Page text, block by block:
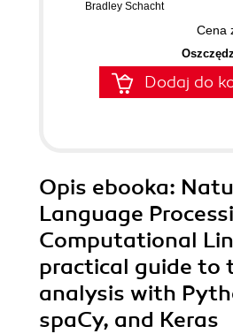
Bradley Schacht
Cena
Dodaj do
Opis ebooka:
Language
Computational
practical guide to
analysis with
spaCy, and Keras